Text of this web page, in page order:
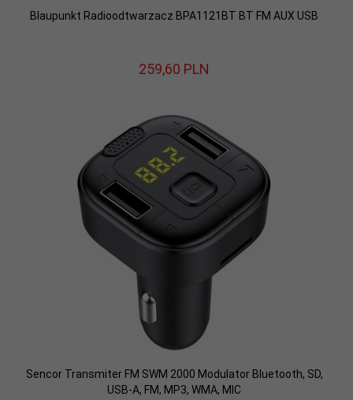
Blaupunkt Radioodtwarzacz BPA1121BT BT FM AUX USB
259,60 PLN
Sencor Transmiter FM SWM 2000 Modulator Bluetooth, SD,
USB-A, FM, MP3, WMA, MIC